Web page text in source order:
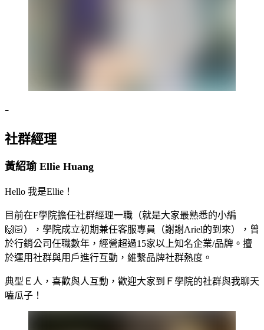
-
社群經理
黃紹瑜 Ellie Huang
Hello 我是Ellie！
目前在F學院擔任社群經理一職（就是大家最熟悉的小編
🙌🏻），學院成立初期兼任客服專員（謝謝Ariel的到來），曾
於行銷公司任職數年，經營超過15家以上知名企業/品牌。擅
於運用社群與用戶進行互動，維繫品牌社群熱度。
典型Ｅ人，喜歡與人互動，歡迎大家到Ｆ學院的社群與我聊天
嗑瓜子！